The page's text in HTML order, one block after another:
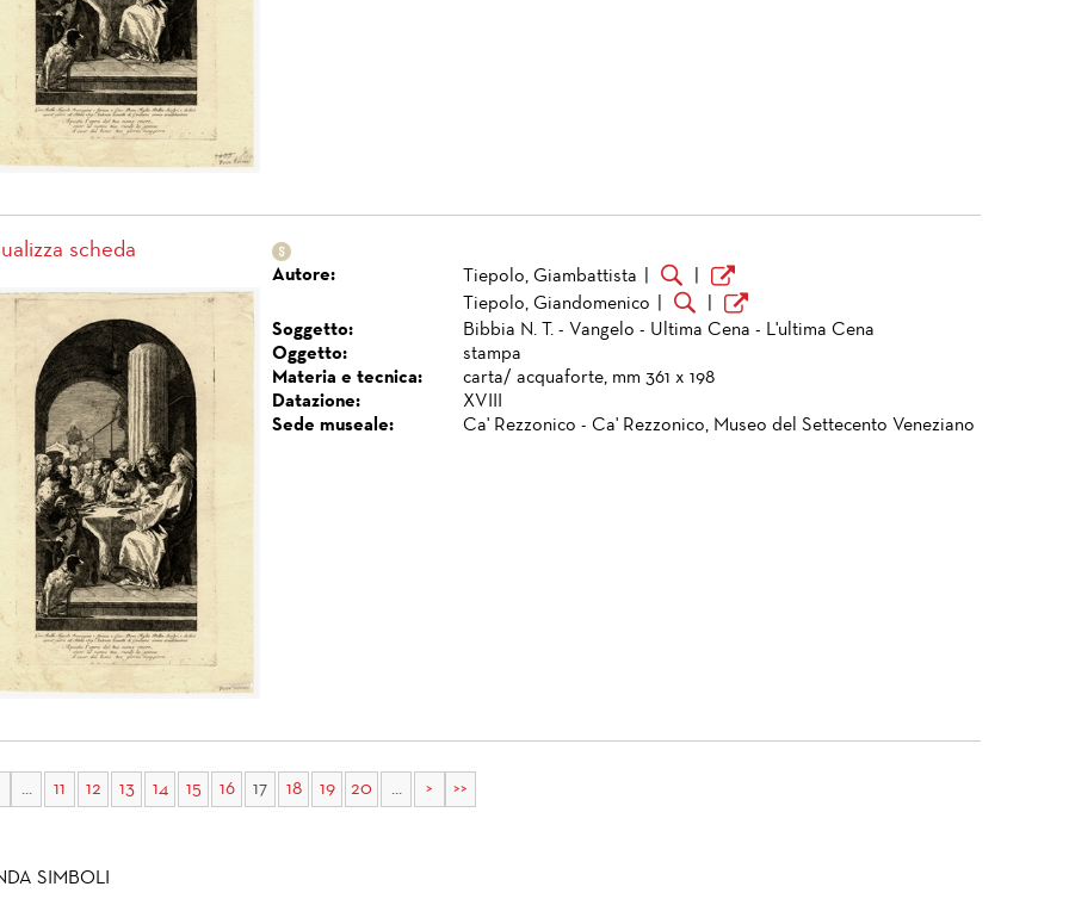
scheda
Autore: Tiepolo, Giambattista
Tiepolo, Giandomenico
Soggetto:
Bibbia N. T. - Vangelo - Ultima Cena - L'ultima Cena
Oggetto:
stampa
Materia e tecnica:
carta/ acquaforte, mm 361 x 198
Datazione:
XVIII
Sede museale:
Ca' Rezzonico - Ca' Rezzonico, Museo del Settecento Veneziano
... 11 12 13 14 15 16 17 18 19 20 ... > >>
SIMBOLI